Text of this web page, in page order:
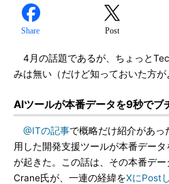
Share Post
4月の話題であるが、ちょっと
みは無い（だけど知っておいた方が
AIツールが本番データを9秒でブ
@ITの記事で概略だけ紹介があっ
用した開発支援ツールが本番デー
が起きた。この話は、その本番デ
Crane氏が、一連の経緯をXにPost